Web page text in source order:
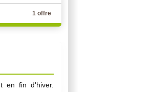
1 offre
en fin d'hiver.